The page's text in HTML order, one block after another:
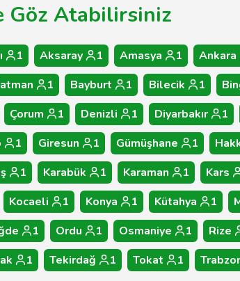
Göz Atabilirsiniz
1 Aksaray 1 Amasya 1 Ankara
1 Bayburt 1 Bilecik 1
Çorum 1 Denizli 1 Diyarbakır 1
1 Giresun 1 Gümüşhane 1
1 Karabük 1 Karaman 1 Kars
Kocaeli 1 Konya 1 Kütahya 1
1 Ordu 1 Osmaniye 1 Rize
1 Tekirdağ 1 Tokat 1